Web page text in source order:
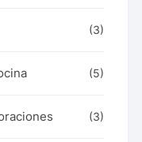
(3)
(5)
(3)